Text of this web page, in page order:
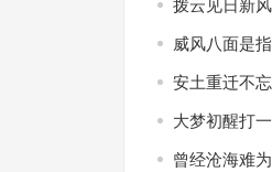
拨云见日新
威风八面是
安土重迁不
大梦初醒打
曾经沧海难